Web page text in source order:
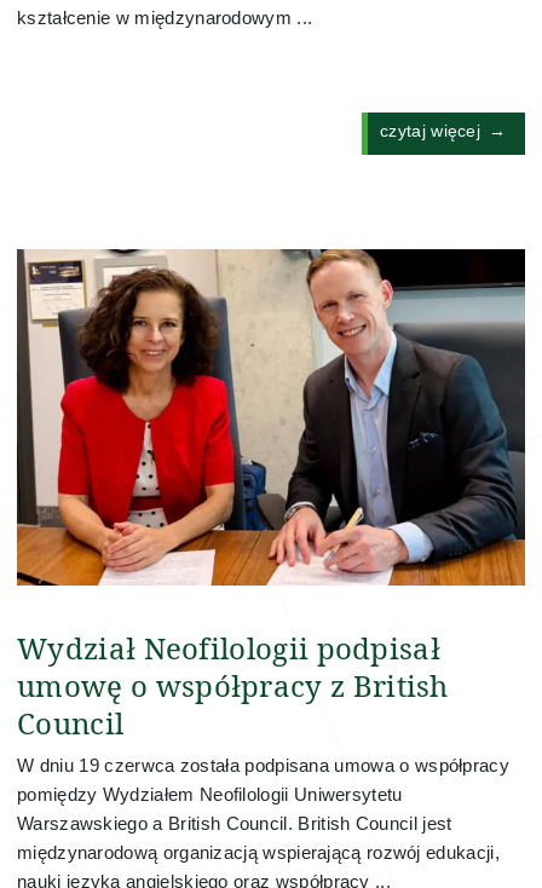
kształcenie w międzynarodowym ...
czytaj więcej
Wydział Neofilologii podpisał
umowę o współpracy z British
Council
W dniu 19 czerwca została podpisana umowa o współpracy
pomiędzy Wydziałem Neofilologii Uniwersytetu
Warszawskiego a British Council. British Council jest
międzynarodową organizacją wspierającą rozwój edukacji,
nauki języka angielskiego oraz współpracy ...